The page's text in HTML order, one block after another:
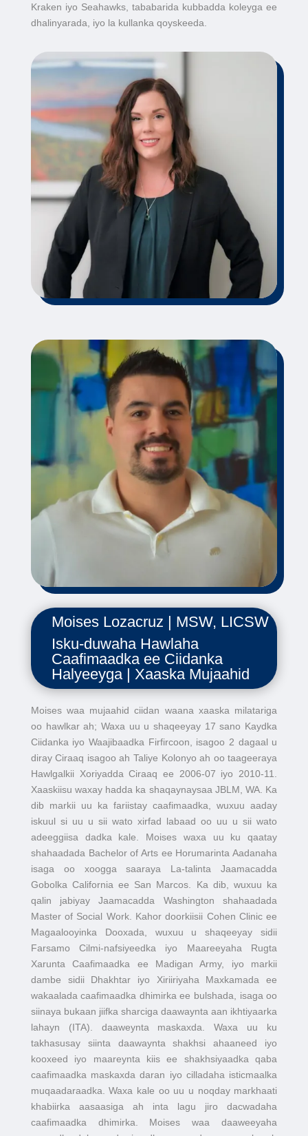
Kraken iyo Seahawks, tababarida kubbadda koleyga ee
dhalinyarada, iyo la kullanka qoyskeeda.
Moises Lozacruz | MSW, LICSW
Isku-duwaha Hawlaha
Caafimaadka ee Ciidanka
Halyeeyga | Xaaska Mujaahid
Moises waa mujaahid ciidan waana xaaska milatariga
oo hawlkar ah; Waxa uu u shaqeeyay 17 sano Kaydka
Ciidanka iyo Waajibaadka Firfircoon, isagoo 2 dagaal u
diray Ciraaq isagoo ah Taliye Kolonyo ah oo taageeraya
Hawlgalkii Xoriyadda Ciraaq ee 2006-07 iyo 2010-11.
Xaaskiisu waxay hadda ka shaqaynaysaa JBLM, WA. Ka
dib markii uu ka fariistay caafimaadka, wuxuu aaday
iskuul si uu u sii wato xirfad labaad oo uu u sii wato
adeeggiisa dadka kale. Moises waxa uu ku qaatay
shahaadada Bachelor of Arts ee Horumarinta Aadanaha
isaga oo xoogga saaraya La-talinta Jaamacadda
Gobolka California ee San Marcos. Ka dib, wuxuu ka
qalin jabiyay Jaamacadda Washington shahaadada
Master of Social Work. Kahor doorkiisii Cohen Clinic ee
Magaalooyinka Dooxada, wuxuu u shaqeeyay sidii
Farsamo Cilmi-nafsiyeedka iyo Maareeyaha Rugta
Xarunta Caafimaadka ee Madigan Army, iyo markii
dambe sidii Dhakhtar iyo Xiriiriyaha Maxkamada ee
wakaalada caafimaadka dhimirka ee bulshada, isaga oo
siinaya bukaan jiifka sharciga daawaynta aan ikhtiyaarka
lahayn (ITA). daaweynta maskaxda. Waxa uu ku
takhasusay siinta daawaynta shakhsi ahaaneed iyo
kooxeed iyo maareynta kiis ee shakhsiyaadka qaba
caafimaadka maskaxda daran iyo cilladaha isticmaalka
muqaadaraadka. Waxa kale oo uu u noqday markhaati
khabiirka aasaasiga ah inta lagu jiro dacwadaha
caafimaadka dhimirka. Moises waa daaweeyaha